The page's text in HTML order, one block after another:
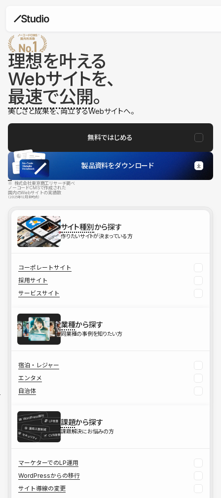
理想を叶える
Webサイトを、
最速で公開。
美しさと成果を、両立するWebサイトへ。
無料ではじめる
製品資料をダウンロード
※ 株式会社東京商工リサーチ調べ
ノーコードCMSで作成された
国内のWebサイトの実績数
（2025年12月末時点）
サイト種別から探す
作りたいサイトが決まっている方
コーポレートサイト
採用サイト
サービスサイト
業種から探す
同業種の事例を知りたい方
宿泊・レジャー
エンタメ
自治体
課題から探す
課題解決にお悩みの方
マーケターでのLP運用
WordPressからの移行
サイト導線の変更